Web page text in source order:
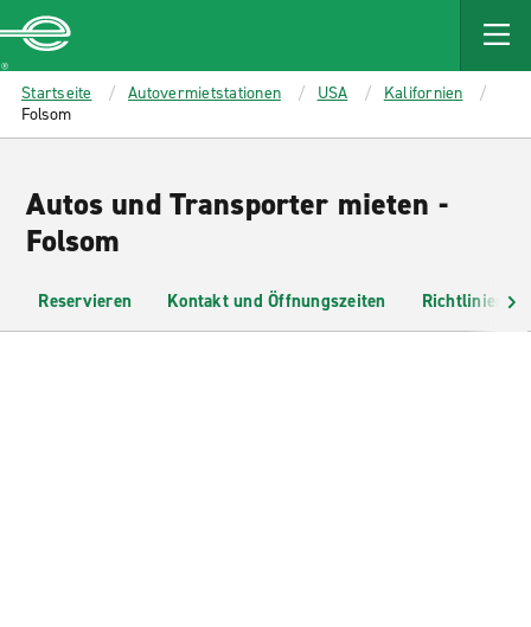
MAIN
CONTENT
Enterprise
Startseite Autovermietstationen USA
Kalifornien
Folsom
Autos und Transporter mieten -
Folsom
Reservieren Kontakt und Öffnungszeiten Richtlinien